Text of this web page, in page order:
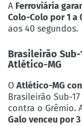
A Ferroviária
Colo-Colo por 1 a
aos 40 segundos.
Brasileirão Sub-
Atlético-MG
O Atlético-MG
Brasileirão Sub-
contra o Grêmio.
Galo venceu por 3